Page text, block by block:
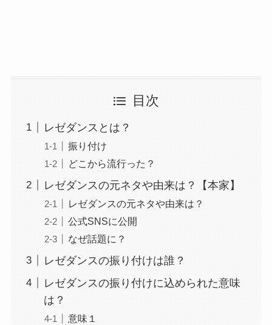
目次
レゼダンスとは？
振り付け
どこから流行った？
レゼダンスの元ネタや由来は？【本家】
レゼダンスの元ネタや由来は？
公式SNSに公開
なぜ話題に？
レゼダンスの振り付けは誰？
レゼダンスの振り付けに込められた意味
は？
意味１